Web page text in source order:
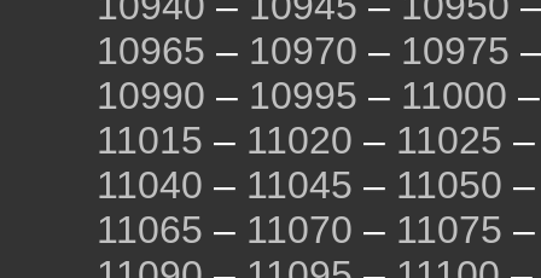
10965 – 10970 – 10975
10990 – 10995 – 11000
11015 – 11020 – 11025
11040 – 11045 – 11050
11065 – 11070 – 11075